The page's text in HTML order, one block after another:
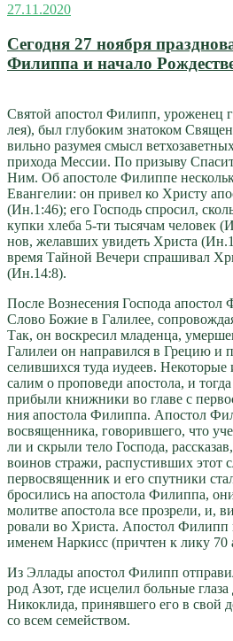
Опубликовано
27.11.2020
Сегодня 27 ноября
Филиппа и начало
Свя­той апо­стол Филипп, уро­же­нец
лея), был глу­бо­ким зна­то­ком
виль­но ра­зу­мея смысл
при­хо­да Мес­сии. По при­зы­ву
Ним. Об апо­сто­ле Филип­пе
Еван­ге­лии: он при­вел ко Хри­сту
(Ин.1:46); его Гос­подь спро­сил,
куп­ки хле­ба 5-ти ты­ся­чам че­ло­век
нов, же­лав­ших уви­деть Хри­ста
вре­мя Тай­ной Ве­че­ри спра­ши­вал
(Ин.14:8).
По­сле Воз­не­се­ния Гос­по­да
Сло­во Бо­жие в Га­ли­лее,
Так, он вос­кре­сил мла­ден­ца,
Га­ли­леи он на­пра­вил­ся в Гре­цию и
се­лив­ших­ся ту­да иуде­ев.
са­лим о про­по­ве­ди апо­сто­ла, и
при­бы­ли книж­ни­ки во гла­ве с
ния апо­сто­ла Филип­па. Апо­стол
во­свя­щен­ни­ка, го­во­рив­ше­го, что
ли и скры­ли те­ло Гос­по­да,
во­и­нов стра­жи, рас­пу­стив­ших этот
пер­во­свя­щен­ник и его спут­ни­ки
бро­си­лись на апо­сто­ла Филип­па,
мо­лит­ве апо­сто­ла все про­зре­ли, и,
ро­ва­ли во Хри­ста. Апо­стол Филипп
име­нем Нар­кисс (при­чтен к ли­ку 70
Из Эл­ла­ды апо­стол Филипп
род Азот, где ис­це­лил боль­ные
Ни­ко­кли­да, при­няв­ше­го его в свой
со всем се­мей­ством.